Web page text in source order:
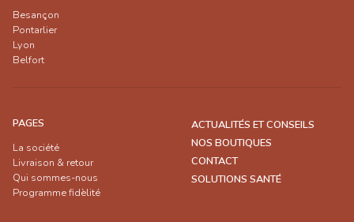
Besançon
Pontarlier
Lyon
Belfort
PAGES
La société
Livraison & retour
Qui sommes-nous
Programme fidèlité
ACTUALITÉS ET CONSEILS
NOS BOUTIQUES
CONTACT
SOLUTIONS SANTÉ